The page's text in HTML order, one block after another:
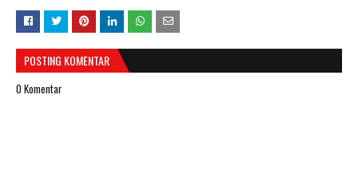
POSTING KOMENTAR
0 Komentar